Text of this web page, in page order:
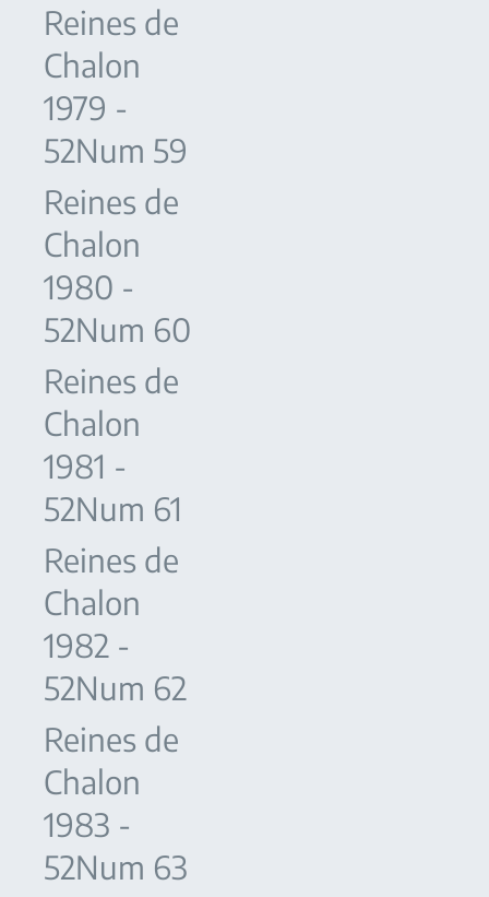
Reines de
Chalon
1979 -
52Num 59
Reines de
Chalon
1980 -
52Num 60
Reines de
Chalon
1981 -
52Num 61
Reines de
Chalon
1982 -
52Num 62
Reines de
Chalon
1983 -
52Num 63